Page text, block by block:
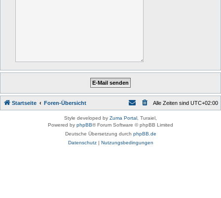
Startseite Foren-Übersicht Alle Zeiten sind UTC+02:00
Style developed by Zuma Portal , Turaiel,
Powered by phpBB® Forum Software © phpBB Limited
Deutsche Übersetzung durch phpBB.de
Datenschutz| Nutzungsbedingungen